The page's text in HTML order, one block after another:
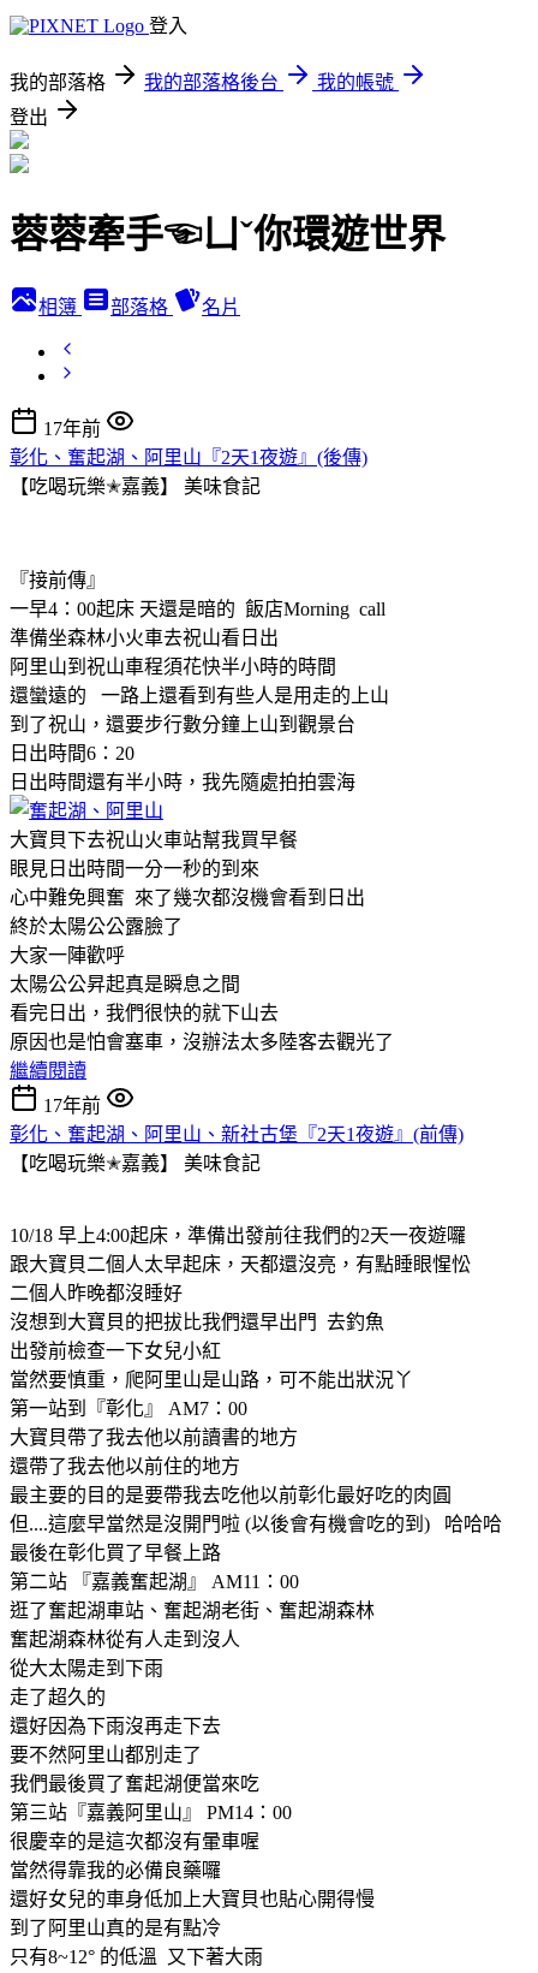
登入
我的部落格 我的部落格後台
我的帳號
登出
蓉蓉牽手☜ㄩˇ你環遊世界
相簿 部落格 名片
17年前
彰化、奮起湖、阿里山『2天1夜遊』(後傳)
【吃喝玩樂✭嘉義】 美味食記
『接前傳』
一早4：00起床 天還是暗的 飯店Morning call
準備坐森林小火車去祝山看日出
阿里山到祝山車程須花快半小時的時間
還蠻遠的 一路上還看到有些人是用走的上山
到了祝山，還要步行數分鐘上山到觀景台
日出時間6：20
日出時間還有半小時，我先隨處拍拍雲海
大寶貝下去祝山火車站幫我買早餐
眼見日出時間一分一秒的到來
心中難免興奮 來了幾次都沒機會看到日出
終於太陽公公露臉了
大家一陣歡呼
太陽公公昇起真是瞬息之間
看完日出，我們很快的就下山去
原因也是怕會塞車，沒辦法太多陸客去觀光了
繼續閱讀
17年前
彰化、奮起湖、阿里山、新社古堡『2天1夜遊』(前傳)
【吃喝玩樂✭嘉義】 美味食記
10/18 早上4:00起床，準備出發前往我們的2天一夜遊囉
跟大寶貝二個人太早起床，天都還沒亮，有點睡眼惺忪
二個人昨晚都沒睡好
沒想到大寶貝的把拔比我們還早出門 去釣魚
出發前檢查一下女兒小紅
當然要慎重，爬阿里山是山路，可不能出狀況丫
第一站到『彰化』 AM7：00
大寶貝帶了我去他以前讀書的地方
還帶了我去他以前住的地方
最主要的目的是要帶我去吃他以前彰化最好吃的肉圓
但....這麼早當然是沒開門啦 (以後會有機會吃的到) 哈哈哈
最後在彰化買了早餐上路
第二站 『嘉義奮起湖』 AM11：00
逛了奮起湖車站、奮起湖老街、奮起湖森林
奮起湖森林從有人走到沒人
從大太陽走到下雨
走了超久的
還好因為下雨沒再走下去
要不然阿里山都別走了
我們最後買了奮起湖便當來吃
第三站『嘉義阿里山』 PM14：00
很慶幸的是這次都沒有暈車喔
當然得靠我的必備良藥囉
還好女兒的車身低加上大寶貝也貼心開得慢
到了阿里山真的是有點冷
只有8~12° 的低溫 又下著大雨